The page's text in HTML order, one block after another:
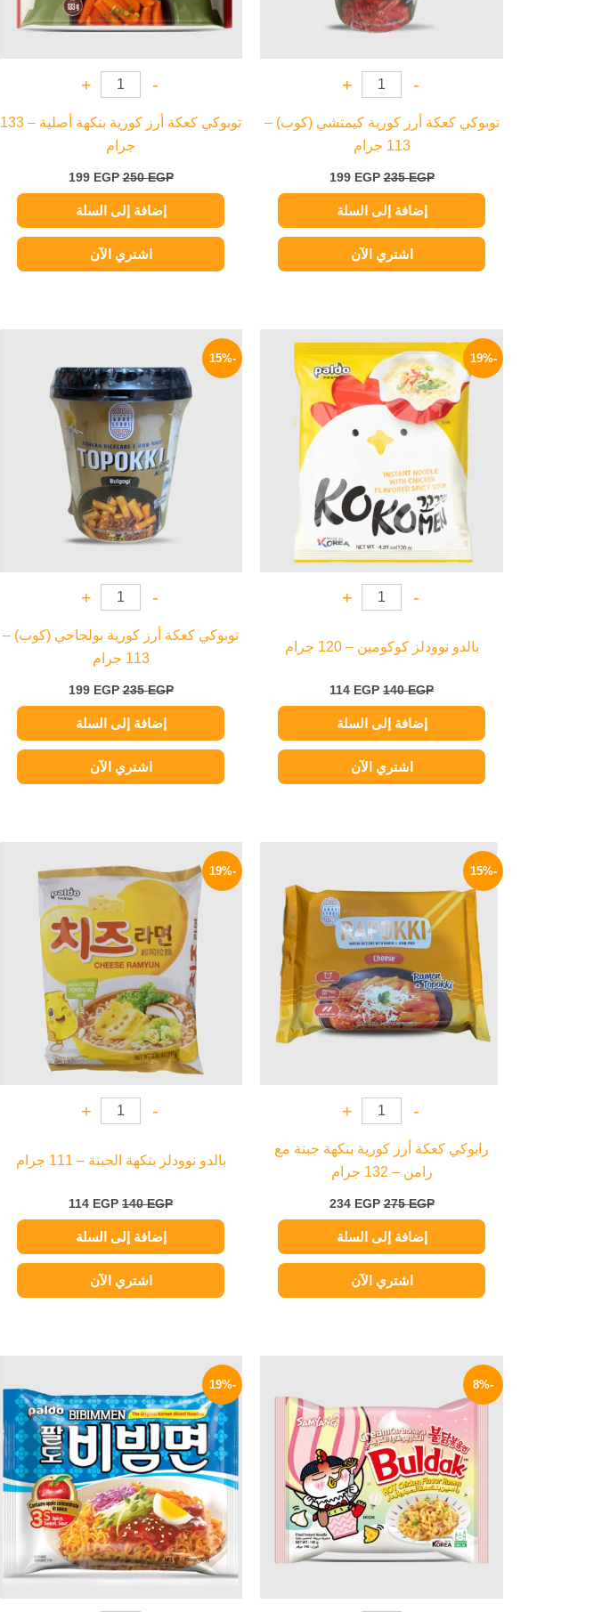
-
+
توبوكي كعكة أرز كورية كيمتشي (كوب) –
113 جرام
235EGP
199 EGP
إضافة إلى السلة
اشتري الآن
-
+
توبوكي كعكة أرز كورية بنكهة أصلية – 133
جرام
250EGP
199 EGP
إضافة إلى السلة
اشتري الآن
-19%
-
+
بالدو نوودلز كوكومين – 120 جرام
140EGP
الأصلي
هو:
140 EGP.
114 EGP
هو:
114 EGP.
إضافة إلى السلة
اشتري الآن
-15%
-
+
توبوكي كعكة أرز كورية بولجاجي (كوب) –
113 جرام
235EGP
هو:
235 EGP.
199 EGP
هو:
199 EGP.
إضافة إلى السلة
اشتري الآن
-15%
-
+
رابوكي كعكة أرز كورية بنكهة جبنة مع
رامن – 132 جرام
275EGP
275 EGP.
234 EGP
234 EGP.
إضافة إلى السلة
اشتري الآن
-19%
-
+
بالدو نوودلز بنكهة الجبنة – 111 جرام
140EGP
الأصلي
هو:
140 EGP.
114 EGP
الحالي
هو:
114 EGP.
إضافة إلى السلة
اشتري الآن
-8%
140 EGP.
129 EGP.
-19%
هو:
140 EGP.
هو:
114 EGP.